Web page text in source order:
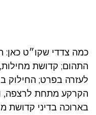
כמה צדדי שקו״ט כאן:
התהום; קדושת
לעזרה בפרט; החילוק
הקרקע מתחת לרצפה,
בארוכה בדיני קדושת